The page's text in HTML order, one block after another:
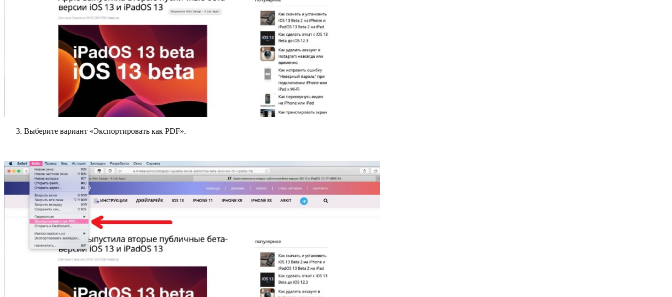
Выберите вариант «Экспортировать как PDF».